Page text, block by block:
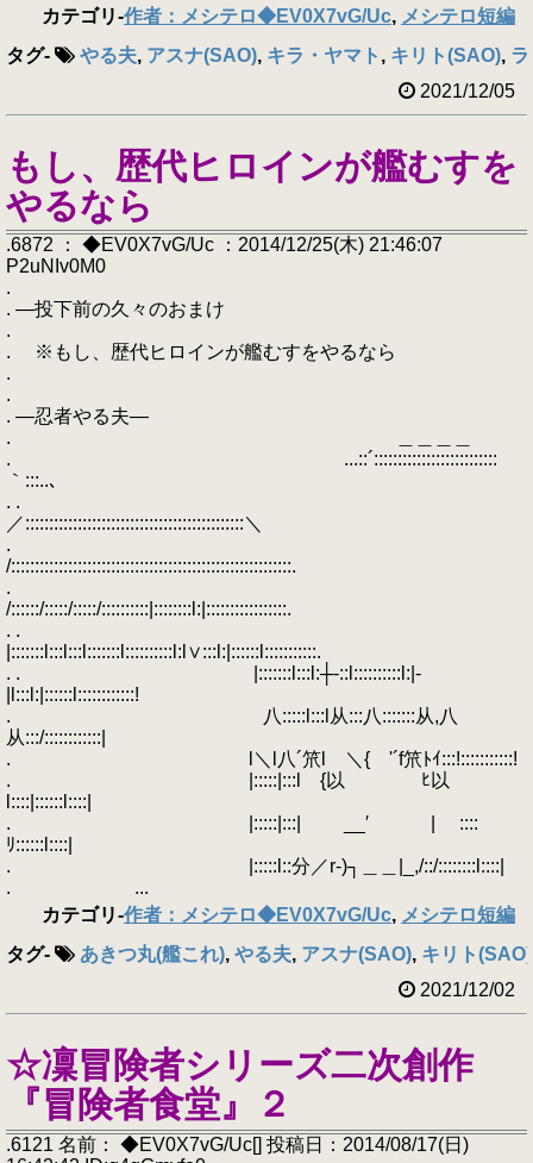
カテゴリ-作者：メシテロ◆EV0X7vG/Uc, メシテロ短編
タグ- やる夫, アスナ(SAO), キラ・ヤマト , キリト(SAO),
2021/12/05
もし、歴代ヒロインが艦むすを
やるなら
.6872 ： ◆EV0X7vG/Uc ：2014/12/25(木) 21:46:07
P2uNIv0M0
.
. ―投下前の久々のおまけ
.
. ※もし、歴代ヒロインが艦むすをやるなら
.
.
. ―忍者やる夫―
. ＿＿＿＿
. ...::´::::::::::::::::::::::::::
｀:::..､
. .
／::::::::::::::::::::::::::::::::::::::::::::::＼
.
/:::::::::::::::::::::::::::::::::::::::::::::::::::::::::::.
.
/::::::/:::::/:::::/::::::::::|::::::::l:|:::::::::::::::::.
. .
|:::::::l:::l:::l:::::::l::::::::::l:l∨:::l:|::::::l:::::::::::.
. . |:::::::l:::l:┼‐::l::::::::::l:|-
|l:::l:|::::::l::::::::::::!
. 八:::::l:::l从:::八:::::::从,八
从:::/::::::::::::|
. l＼l八´笊l ＼{ '´f笊ﾄｲ:::!:::::::::::!
. |:::::|:::l {以 ﾋ以
l::::|::::::l::::|
. |:::::|:::| __′ | ::::
ﾘ::::::l::::|
. |:::::l::分／r‐)┐＿＿|_,/::/::::::::l::::|
. ...
カテゴリ-作者：メシテロ◆EV0X7vG/Uc, メシテロ短編
タグ- あきつ丸(艦これ), やる夫, アスナ(SAO), キリト(SAO)
2021/12/02
☆凜冒険者シリーズ二次創作
『冒険者食堂』２
.6121 名前： ◆EV0X7vG/Uc[] 投稿日：2014/08/17(日)